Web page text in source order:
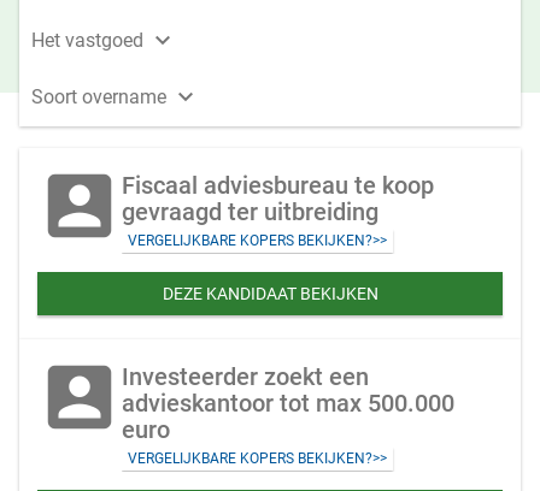
Het vastgoed 
Soort overname 
account_box Fiscaal adviesbureau te koop
gevraagd ter uitbreiding
VERGELIJKBARE KOPERS BEKIJKEN?>>
DEZE KANDIDAAT BEKIJKEN
account_box Investeerder zoekt een
advieskantoor tot max 500.000
euro
VERGELIJKBARE KOPERS BEKIJKEN?>>